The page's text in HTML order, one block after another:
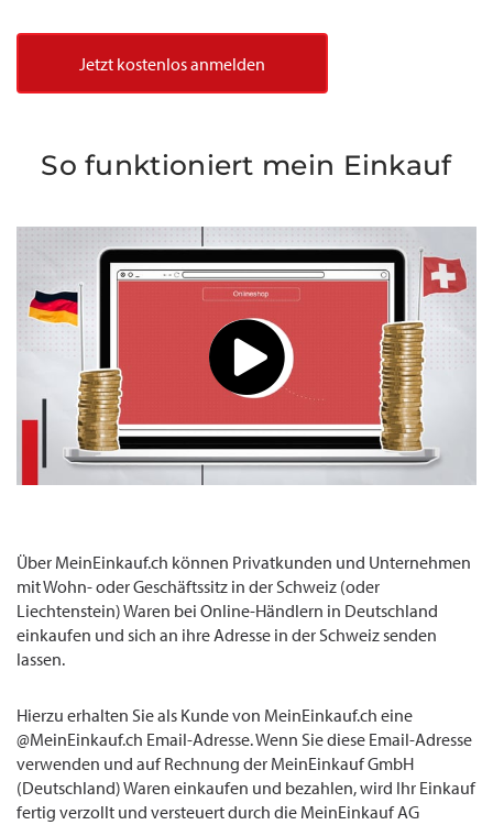
Jetzt kostenlos anmelden
So funktioniert mein Einkauf
Über MeinEinkauf.ch können Privatkunden und Unternehmen
mit Wohn- oder Geschäftssitz in der Schweiz (oder
Liechtenstein) Waren bei Online-Händlern in Deutschland
einkaufen und sich an ihre Adresse in der Schweiz senden
lassen.
Hierzu erhalten Sie als Kunde von MeinEinkauf.ch eine
@MeinEinkauf.ch Email-Adresse. Wenn Sie diese Email-Adresse
verwenden und auf Rechnung der MeinEinkauf GmbH
(Deutschland) Waren einkaufen und bezahlen, wird Ihr Einkauf
fertig verzollt und versteuert durch die MeinEinkauf AG